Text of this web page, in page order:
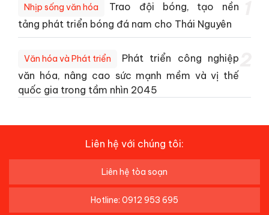
Nhịp sống văn hóa
Trao đội bóng, tạo nền
tảng phát triển bóng đá nam cho Thái Nguyên
Văn hóa và Phát triển
Phát triển công nghiệp
văn hóa, nâng cao sức mạnh mềm và vị thế
quốc gia trong tầm nhìn 2045
Liên hệ với chúng tôi:
Liên hệ tòa soạn
Hotline: 0912 953 695